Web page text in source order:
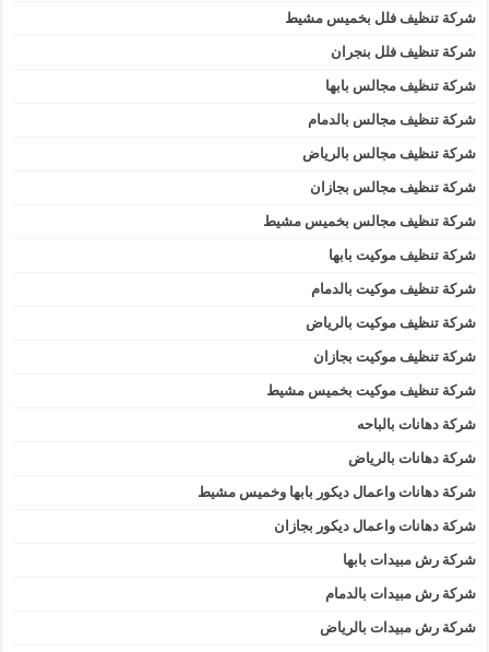
شركة تنظيف فلل بخميس مشيط
شركة تنظيف فلل بنجران
شركة تنظيف مجالس بابها
شركة تنظيف مجالس بالدمام
شركة تنظيف مجالس بالرياض
شركة تنظيف مجالس بجازان
شركة تنظيف مجالس بخميس مشيط
شركة تنظيف موكيت بابها
شركة تنظيف موكيت بالدمام
شركة تنظيف موكيت بالرياض
شركة تنظيف موكيت بجازان
شركة تنظيف موكيت بخميس مشيط
شركة دهانات بالباحه
شركة دهانات بالرياض
شركة دهانات واعمال ديكور بابها وخميس مشيط
شركة دهانات واعمال ديكور بجازان
شركة رش مبيدات بابها
شركة رش مبيدات بالدمام
شركة رش مبيدات بالرياض